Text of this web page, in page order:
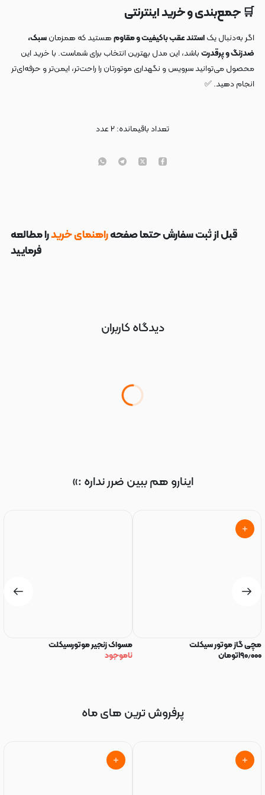
🛒 جمع‌بندی و خرید اینترنتی
اگر به‌دنبال یکاستند عقب باکیفیت و مقاومهستید که همزمانسبک،
ضدزنگ و پرقدرتباشد، این مدل بهترین انتخاب برای شماست. با خرید این
محصول می‌توانید سرویس و نگهداری موتورتان را راحت‌تر، ایمن‌تر و حرفه‌ای‌تر
انجام دهید. ✅
تعداد باقیمانده:۲عدد
قبل از ثبت سفارش حتما صفحهراهنمای خریدرا مطالعه
فرمایید
دیدگاه کاربران
اینارو هم ببین ضرر نداره :»
مچی گاز موتور سیکلت
۱۹۰٫۰۰۰تومان
مسواک زنجیر موتورسیکلت
ناموجود
پرفروش ترین های ماه